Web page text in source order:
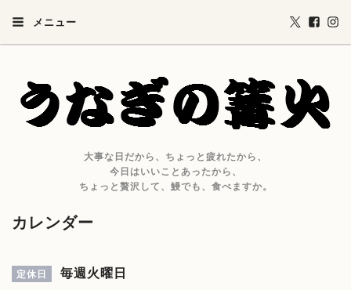
メニュー
大事な日だから、ちょっと疲れたから、
今日はいいことあったから、
ちょっと贅沢して、鰻でも、食べますか。
カレンダー
定休日 毎週火曜日